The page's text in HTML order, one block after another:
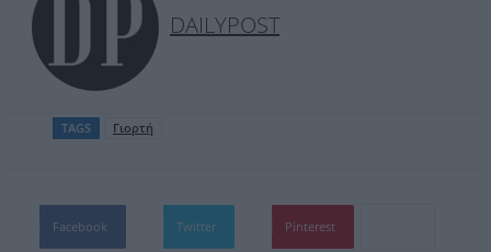
DAILYPOST
TAGS Γιορτή
Facebook Twitter Pinterest